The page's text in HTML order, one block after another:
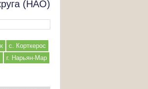
(НАО)
с. Корткерос
г. Нарьян-Мар